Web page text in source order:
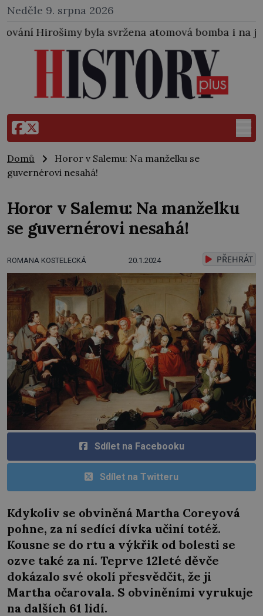
Neděle 9. srpna 2026
atomová bomba i na japonské město
Domů
Horor v Salemu: Na manželku se
guvernérovi nesahá!
Horor v Salemu: Na manželku
se guvernérovi nesahá!
ROMANA KOSTELECKÁ 20.1.2024 PŘEHRÁT
Sdílet na Facebooku
Sdílet na Twitteru
Kdykoliv se obviněná Martha Coreyová
pohne, za ní sedící dívka učiní totéž.
Kousne se do rtu a výkřik od bolesti se
ozve také za ní. Teprve 12leté děvče
dokázalo své okolí přesvědčit, že ji
Martha očarovala. S obviněními vyrukuje
na dalších 61 lidí.